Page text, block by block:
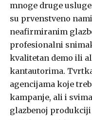
mnoge druge
su prvenstveno
neafirmiranim
profesionalni
kvalitetan demo ili
kantautorima.
agencijama koje
kampanje, ali i
glazbenoj